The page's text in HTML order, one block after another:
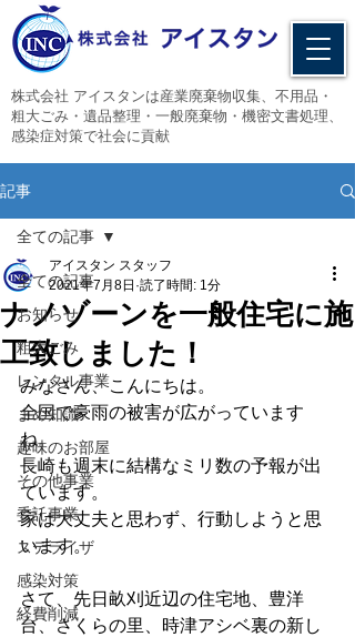
​株式会社 アイスタンは産業廃棄物収集、不用品・
粗大ごみ・遺品整理・一般廃棄物・機密文書処理、
感染症対策で社会に貢献
記事
全ての記事
お知らせ
粗大ごみ
レンタル事業
まめ知識
趣味のお部屋
その他事業
委託事業
ステライザ
感染対策
経費削減
全ての記事
ナノゾーンを一般住宅に施
工致しました！
アイスタン スタッフ
2021年7月8日 読了時間: 1分
みなさん、こんにちは。
全国で豪雨の被害が広がっています
ね。
長崎も週末に結構なミリ数の予報が出
ています。
家は大丈夫と思わず、行動しようと思
います。
さて、先日畝刈近辺の住宅地、豊洋
台、さくらの里、時津アシベ裏の新し